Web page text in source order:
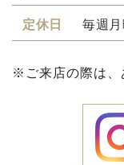
定休日 毎週
※ご来店の際は、